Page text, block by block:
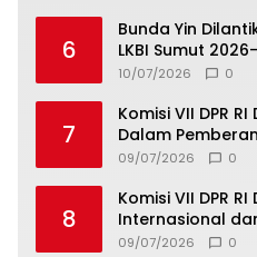
6
Bunda Yin
LKBI Sumut
Komitmen
10/07/2026 0
7
Komisi VII DPR
Dalam
Wisata
09/07/2026 0
8
Komisi VII DPR
Internasional
09/07/2026 0